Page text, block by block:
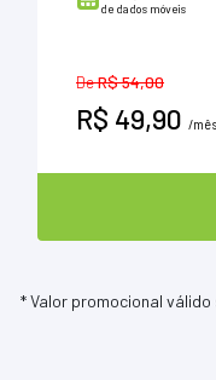
de dados móveis
DeR$ 54,00
R$ 49,90 /
* Valor promocional